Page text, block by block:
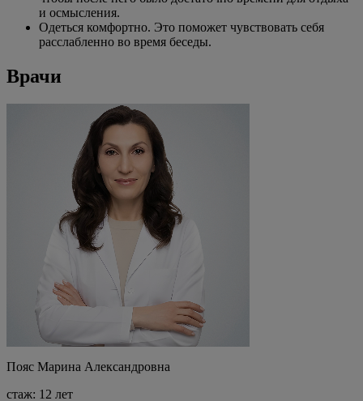
и осмысления.
Одеться комфортно. Это поможет чувствовать себя
расслабленно во время беседы.
Врачи
Пояс Марина Александровна
стаж: 12 лет